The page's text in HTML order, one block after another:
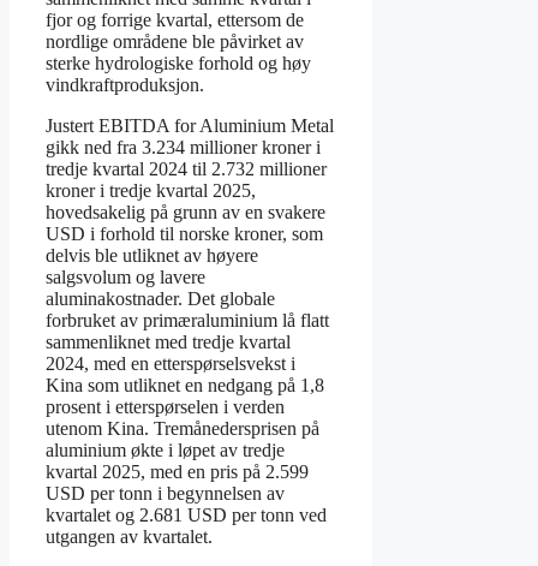
fjor og forrige kvartal, ettersom de
nordlige områdene ble påvirket av
sterke hydrologiske forhold og høy
vindkraftproduksjon.
Justert EBITDA for Aluminium Metal
gikk ned fra 3.234 millioner kroner i
tredje kvartal 2024 til 2.732 millioner
kroner i tredje kvartal 2025,
hovedsakelig på grunn av en svakere
USD i forhold til norske kroner, som
delvis ble utliknet av høyere
salgsvolum og lavere
aluminakostnader.​ Det globale
forbruket av primæraluminium lå flatt
sammenliknet med tredje kvartal
2024, med en etterspørselsvekst i
Kina som utliknet en nedgang på 1,8
prosent i etterspørselen i verden
utenom Kina. Tremånedersprisen på
aluminium økte i løpet av tredje
kvartal 2025, med en pris på 2.599
USD per tonn i begynnelsen av
kvartalet og 2.681 USD per tonn ved
utgangen av kvartalet.